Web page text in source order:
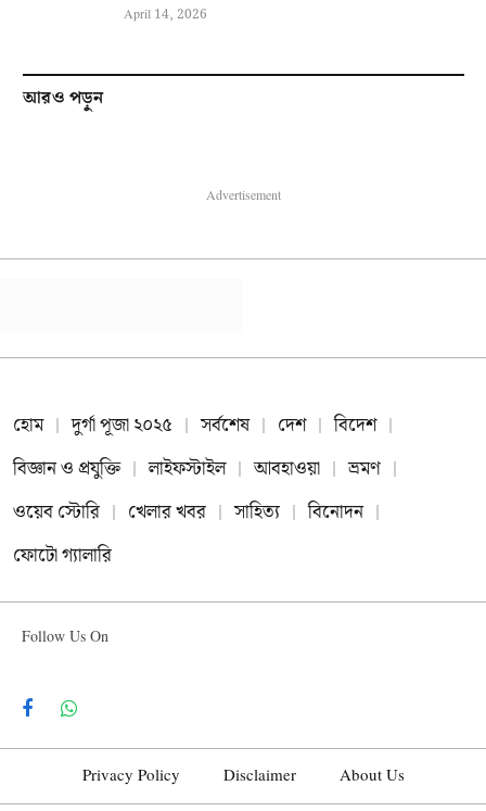
April 14, 2026
আরও পড়ুন
Advertisement
হোম দুর্গা পূজা ২০২৫ সর্বশেষ দেশ
বিদেশ
বিজ্ঞান ও প্রযুক্তি
লাইফস্টাইল আবহাওয়া
ভ্রমণ
ওয়েব স্টোরি
খেলার খবর সাহিত্য
বিনোদন
ফোটো গ্যালারি
Follow Us On
FacebookWhatsApp
Privacy Policy Disclaimer About Us